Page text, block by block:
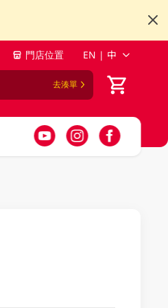
門店位置 EN | 中
去湊單